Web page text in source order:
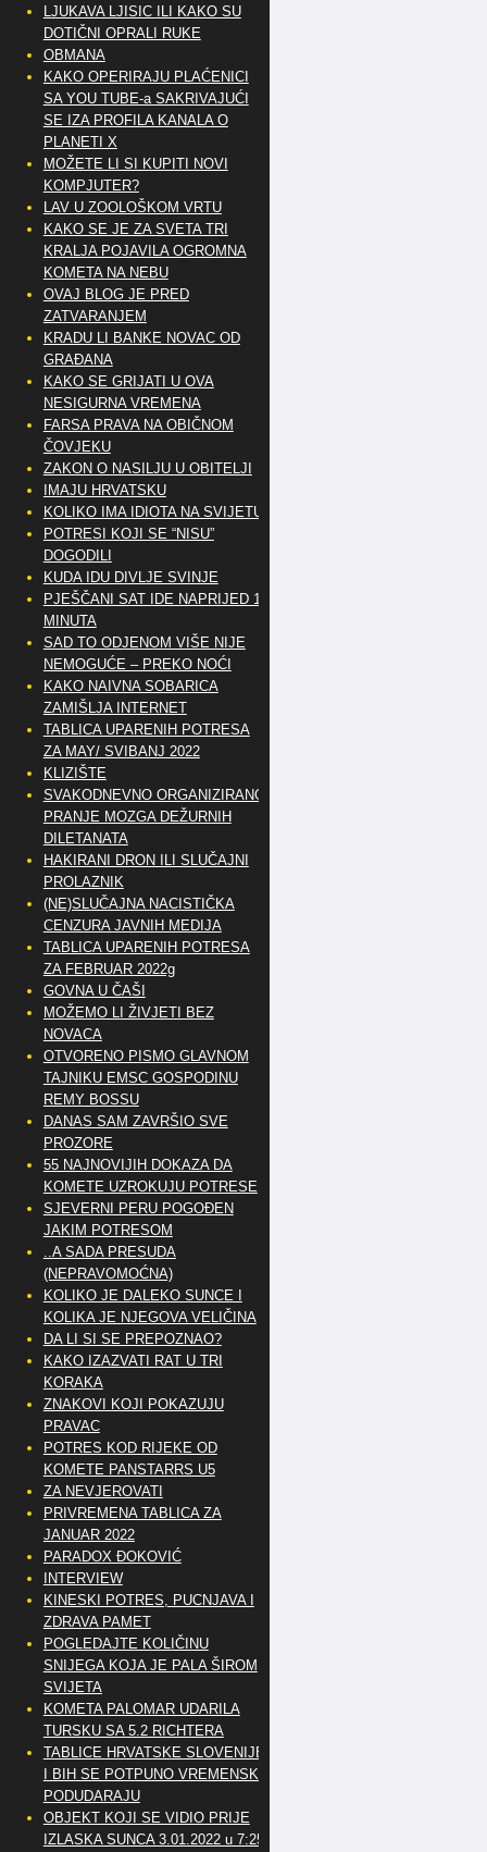
LJUKAVA LJISIC ILI KAKO SU
DOTIČNI OPRALI RUKE
OBMANA
KAKO OPERIRAJU PLAĆENICI
SA YOU TUBE-a SAKRIVAJUĆI
SE IZA PROFILA KANALA O
PLANETI X
MOŽETE LI SI KUPITI NOVI
KOMPJUTER?
LAV U ZOOLOŠKOM VRTU
KAKO SE JE ZA SVETA TRI
KRALJA POJAVILA OGROMNA
KOMETA NA NEBU
OVAJ BLOG JE PRED
ZATVARANJEM
KRADU LI BANKE NOVAC OD
GRAĐANA
KAKO SE GRIJATI U OVA
NESIGURNA VREMENA
FARSA PRAVA NA OBIČNOM
ČOVJEKU
ZAKON O NASILJU U OBITELJI
IMAJU HRVATSKU
KOLIKO IMA IDIOTA NA SVIJETU?
POTRESI KOJI SE “NISU”
DOGODILI
KUDA IDU DIVLJE SVINJE
PJEŠČANI SAT IDE NAPRIJED 10
MINUTA
SAD TO ODJENOM VIŠE NIJE
NEMOGUĆE – PREKO NOĆI
KAKO NAIVNA SOBARICA
ZAMIŠLJA INTERNET
TABLICA UPARENIH POTRESA
ZA MAY/ SVIBANJ 2022
KLIZIŠTE
SVAKODNEVNO ORGANIZIRANO
PRANJE MOZGA DEŽURNIH
DILETANATA
HAKIRANI DRON ILI SLUČAJNI
PROLAZNIK
(NE)SLUČAJNA NACISTIČKA
CENZURA JAVNIH MEDIJA
TABLICA UPARENIH POTRESA
ZA FEBRUAR 2022g
GOVNA U ČAŠI
MOŽEMO LI ŽIVJETI BEZ
NOVACA
OTVORENO PISMO GLAVNOM
TAJNIKU EMSC GOSPODINU
REMY BOSSU
DANAS SAM ZAVRŠIO SVE
PROZORE
55 NAJNOVIJIH DOKAZA DA
KOMETE UZROKUJU POTRESE
SJEVERNI PERU POGOĐEN
JAKIM POTRESOM
..A SADA PRESUDA
(NEPRAVOMOĆNA)
KOLIKO JE DALEKO SUNCE I
KOLIKA JE NJEGOVA VELIČINA
DA LI SI SE PREPOZNAO?
KAKO IZAZVATI RAT U TRI
KORAKA
ZNAKOVI KOJI POKAZUJU
PRAVAC
POTRES KOD RIJEKE OD
KOMETE PANSTARRS U5
ZA NEVJEROVATI
PRIVREMENA TABLICA ZA
JANUAR 2022
PARADOX ĐOKOVIĆ
INTERVIEW
KINESKI POTRES, PUCNJAVA I
ZDRAVA PAMET
POGLEDAJTE KOLIČINU
SNIJEGA KOJA JE PALA ŠIROM
SVIJETA
KOMETA PALOMAR UDARILA
TURSKU SA 5.2 RICHTERA
TABLICE HRVATSKE SLOVENIJE
I BIH SE POTPUNO VREMENSKI
PODUDARAJU
OBJEKT KOJI SE VIDIO PRIJE
IZLASKA SUNCA 3.01.2022 u 7:25